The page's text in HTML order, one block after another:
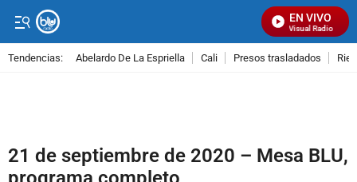
EN VIVO
Señal Visual Radio
Tendencias: Abelardo De La Espriella Cali Presos trasladados
21 de septiembre de 2020 – Mesa BLU,